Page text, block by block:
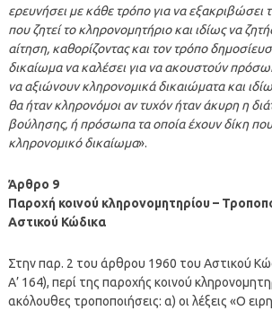
ερευνήσει με κάθε τρόπο για να εξακριβώσει
που ζητεί το κληρονομητήριο και ιδίως να
αίτηση, καθορίζοντας και τον τρόπο
δικαίωμα να καλέσει για να ακουστούν
να αξιώνουν κληρονομικά δικαιώματα και
θα ήταν κληρονόμοι αν τυχόν ήταν άκυρη η
βούλησης, ή πρόσωπα τα οποία έχουν δίκη που
κληρονομικό δικαίωμα».
Άρθρο 9
Παροχή κοινού κληρονομητηρίου –
Αστικού Κώδικα
Στην παρ. 2 του άρθρου 1960 του Αστικού
Α’ 164), περί της παροχής κοινού
ακόλουθες τροποποιήσεις: α) οι λέξεις «Ο